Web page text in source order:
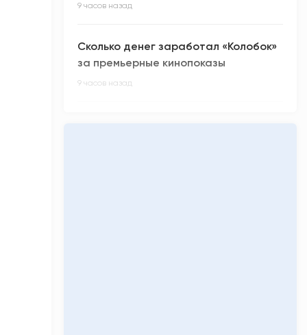
9 часов назад
Сколько денег заработал «Колобок»
за премьерные кинопоказы
9 часов назад